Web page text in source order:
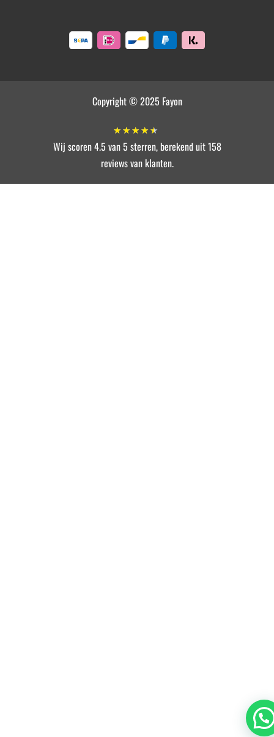
Copyright © 2025 Fayon
★ ★ ★ ★ ★
Wij scoren 4.5 van 5 sterren, berekend uit 158
reviews van klanten.